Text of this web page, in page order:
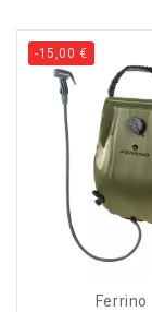
-15,00 €
Ferrino